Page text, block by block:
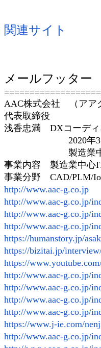
関連サイト
メールフッター
AAC株式会社 （アア
代表取締役
浅香忠満 DXコーディ
2020年3月迄
製造業中心IT/DX
事業内容 製造業中心
事業分野 CAD/PLM/
http://www.aac-g.co.jp
http://www.aac-g.co.jp/
http://www.aac-g.co.jp/
http://www.aac-g.co.jp/
https://humanstory.jp/
https://bizitai.jp/
https://
http://www.aac-g.co.jp/
http://www.aac-g.co.jp/
http://www.aac-g.co.jp/
http://www.aac-g.co.jp/
https://www.j-ie.com/
http://www.aac-g.co.jp/